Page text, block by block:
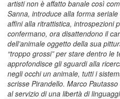
artisti non è affatto banale così
Sanna, introduce alla forma seriale
affini alla ritrattistica, introspezioni
confermano, ora disattendono il
dell’animale oggetto della sua
“troppo grossi” per stare dentro le
approfondisce gli sguardi alla
negli occhi un animale, tutti i
scrisse Pirandello. Marco
al servizio di una libertà di